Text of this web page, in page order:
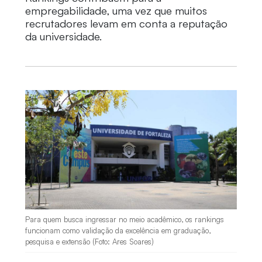
empregabilidade, uma vez que muitos
recrutadores levam em conta a reputação
da universidade.
Para quem busca ingressar no meio acadêmico, os rankings
funcionam como validação da excelência em graduação,
pesquisa e extensão (Foto: Ares Soares)